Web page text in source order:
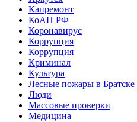
Капремонт
КоАП РФ
Коронавирус
Коррупция
Коррупция
Криминал
Культура
Лесные пожары в Братске
Люди
Массовые проверки
Медицина